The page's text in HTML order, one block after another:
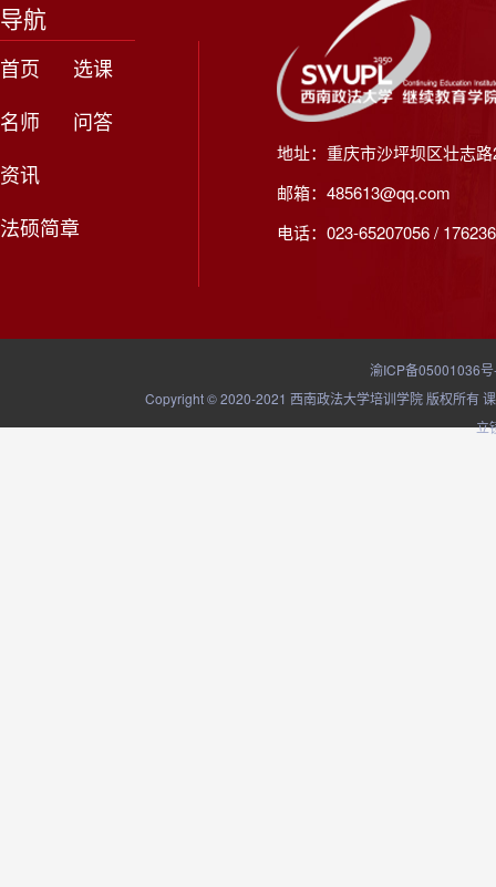
导航
首页
选课
名师
问答
资讯
法硕简章
地址：重庆市沙坪坝区壮志
邮箱：485613@qq.com
电话：023-65207056 /
渝ICP备05001036
Copyright © 2020-2021 西南政法大学培训学院 版权所有
立